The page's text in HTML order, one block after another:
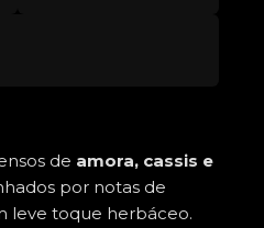
de amora, cassis e
por notas de
leve toque herbáceo.